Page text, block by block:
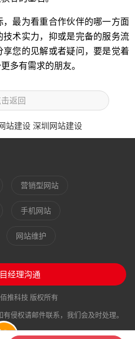
最为看重合作伙伴的哪一方面
术实力，抑或是完备的服务流
您的见解或者疑问，要是觉着
多有需求的朋友。
返回
站建设 深圳网站建设
营销型网站
手机网站
网站维护
经理沟通
推科技 版权所有
侵权请邮件联系，我们会及时处理。